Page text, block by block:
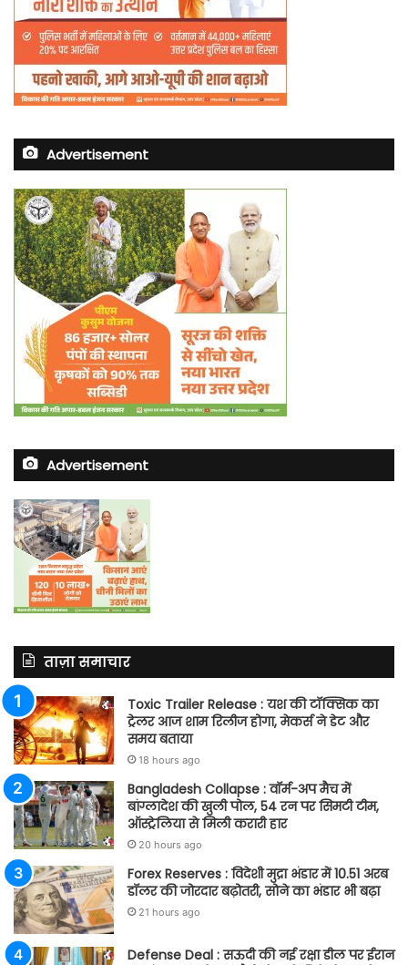
Advertisement
Advertisement
ताज़ा समाचार
Toxic Trailer Release : यश की टॉक्सिक का
ट्रेलर आज शाम रिलीज होगा, मेकर्स ने डेट और
समय बताया
18 hours ago
Bangladesh Collapse : वॉर्म-अप मैच में
बांग्लादेश की खुली पोल, 54 रन पर सिमटी टीम,
ऑस्ट्रेलिया से मिली करारी हार
20 hours ago
Forex Reserves : विदेशी मुद्रा भंडार में 10.51 अरब
डॉलर की जोरदार बढ़ोतरी, सोने का भंडार भी बढ़ा
21 hours ago
Defense Deal : सऊदी की नई रक्षा डील पर ईरान